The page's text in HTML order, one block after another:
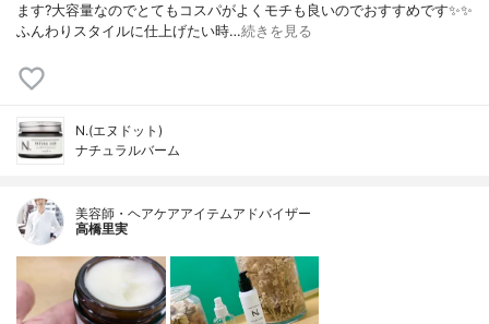
ます?大容量なのでとてもコスパがよくモチも良いのでおすすめです✨✨
ふんわりスタイルに仕上げたい時…続きを見る
N.(エヌドット)
ナチュラルバーム
美容師・ヘアケアアイテムアドバイザー
高橋里実